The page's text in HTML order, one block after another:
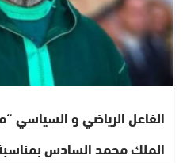
الفاعل الرياضي و السياسي
الملك محمد السادس